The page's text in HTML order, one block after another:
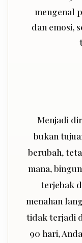
mengenal
dan emosi,
Menjadi
bukan
berubah,
mana,
terjebak
menahan
tidak terjadi
90 hari,